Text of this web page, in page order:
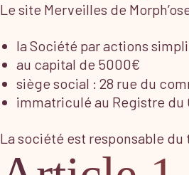
Le site Merveilles de
la Société par actions
au capital de 5000€
siège social : 28 rue du
immatriculé au Registre du
La société est responsable